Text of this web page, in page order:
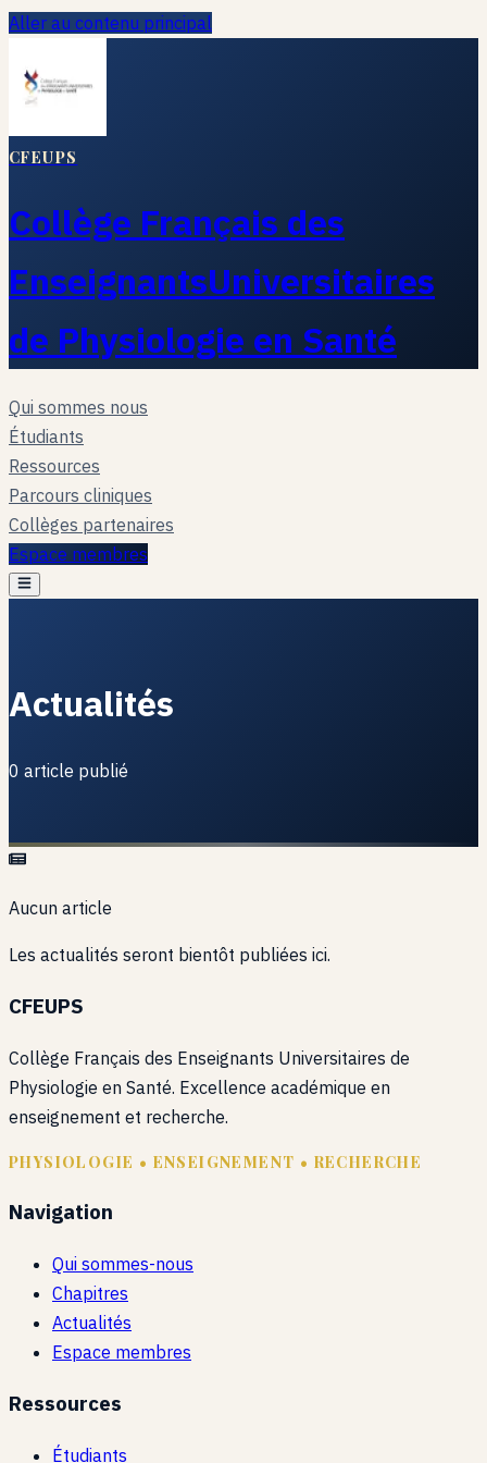
Aller au contenu principal
CFEUPS
Collège Français des
EnseignantsUniversitaires
de Physiologie en Santé
Qui sommes nous
Étudiants
Ressources
Parcours cliniques
Collèges partenaires
Espace membres
Actualités
0 article publié
Aucun article
Les actualités seront bientôt publiées ici.
CFEUPS
Collège Français des Enseignants Universitaires de
Physiologie en Santé. Excellence académique en
enseignement et recherche.
PHYSIOLOGIE • ENSEIGNEMENT • RECHERCHE
Navigation
Qui sommes-nous
Chapitres
Actualités
Espace membres
Ressources
Étudiants